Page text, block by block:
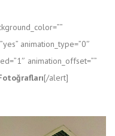
animation_type=”0″
animation_offset=””
[/alert]